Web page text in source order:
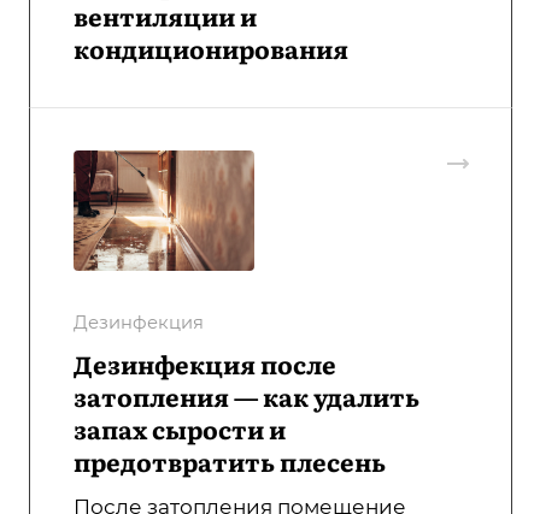
вентиляции и
кондиционирования
Дезинфекция
Дезинфекция после
затопления — как удалить
запах сырости и
предотвратить плесень
После затопления помещение